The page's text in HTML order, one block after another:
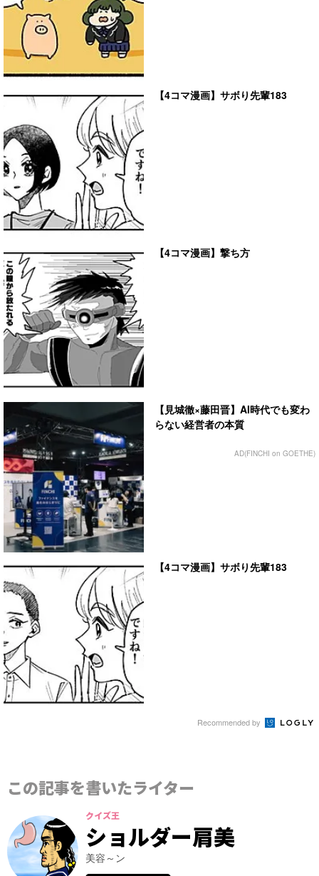
【4コマ漫画】サボり先輩183
【4コマ漫画】撃ち方
【見城徹×藤田晋】AI時代でも変わ
らない経営者の本質
AD(FINCHI on GOETHE)
【4コマ漫画】サボり先輩183
Recommended by
この記事を書いたライター
クイズ王
ショルダー肩美
美容～ン